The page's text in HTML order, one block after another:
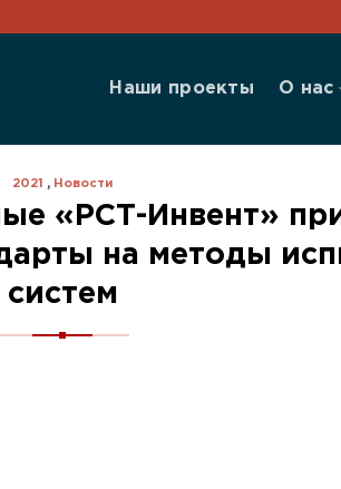
Наши проекты О нас
2021 , Новости
«РСТ-Инвент»
на методы
систем